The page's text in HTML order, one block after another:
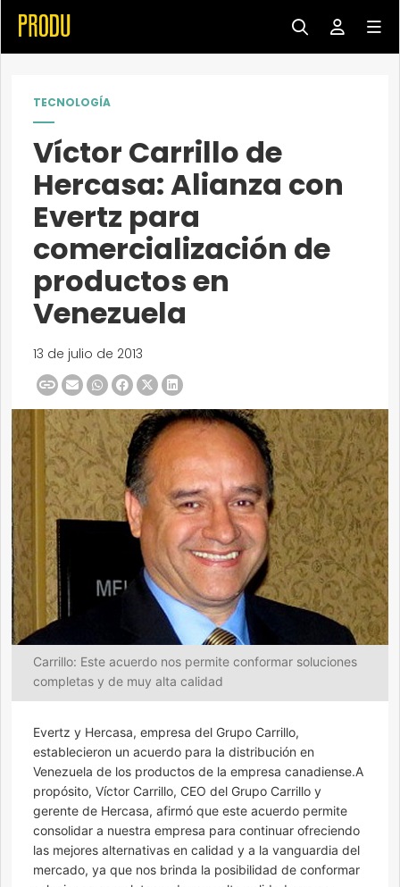
TECNOLOGÍA
Víctor Carrillo de
Hercasa: Alianza con
Evertz para
comercialización de
productos en
Venezuela
13 de julio de 2013
Carrillo: Este acuerdo nos permite conformar soluciones
completas y de muy alta calidad
Evertz y Hercasa, empresa del Grupo Carrillo,
establecieron un acuerdo para la distribución en
Venezuela de los productos de la empresa canadiense.A
propósito, Víctor Carrillo, CEO del Grupo Carrillo y
gerente de Hercasa, afirmó que este acuerdo permite
consolidar a nuestra empresa para continuar ofreciendo
las mejores alternativas en calidad y a la vanguardia del
mercado, ya que nos brinda la posibilidad de conformar